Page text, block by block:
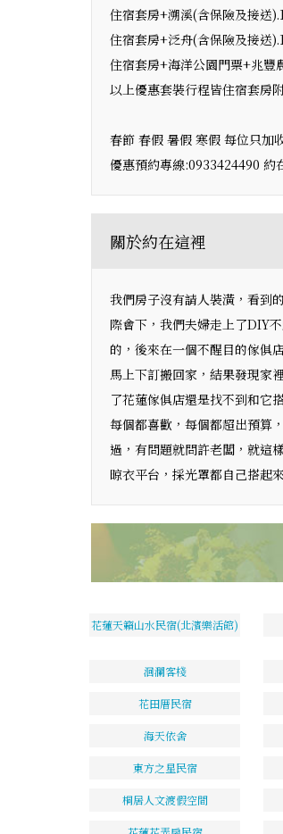
住宿套房+溯溪(含保險及接送
住宿套房+泛舟(含保險及接送
住宿套房+海洋公園門票+兆豐
以上優惠套裝行程皆住宿套房
春節 春假 暑假 寒假 每位只加
優惠預約專線:0933424490 約
關於約在這裡
我們房子沒有請人裝潢，看到
際會下，我們夫婦走上了DIY
的，後來在一個不醒目的傢俱
馬上下訂搬回家，結果發現家
了花蓮傢俱店還是找不到和它
每個都喜歡，每個都超出預算
過，有問題就問許老闆，就這
晾衣平台，採光罩都自己搭起
花蓮天籟山水民宿(北濱樂活館)
洄瀾客棧
花田厝民宿
海天依舍
東方之星民宿
桐居人文渡假空間